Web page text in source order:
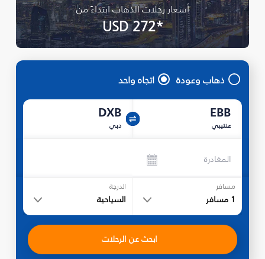
أسعار رحلات الذهاب ابتداءً من
*USD 272
ذهاب وعودة اتجاه واحد
EBB
عنتيبي
DXB
دبي
المغادرة
مسافر
1 مسافر
الدرجة
السياحية
ابحث عن الرحلات